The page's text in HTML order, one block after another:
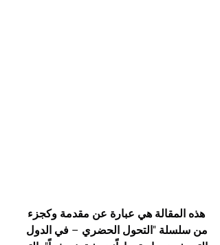
هذه المقالة هي عبارة عن مقدمة وكجزء
من سلسلة "التحول الحضري – في الدول